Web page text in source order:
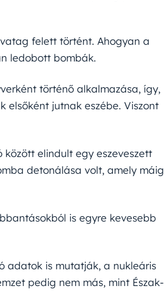
felett történt. Ahogyan a
ledobott bombák.
történő alkalmazása, így,
elsőként jutnak eszébe. Viszont
között elindult egy eszeveszett
detonálása volt, amely máig
is egyre kevesebb
adatok is mutatják, a nukleáris
pedig nem más, mint Észak-